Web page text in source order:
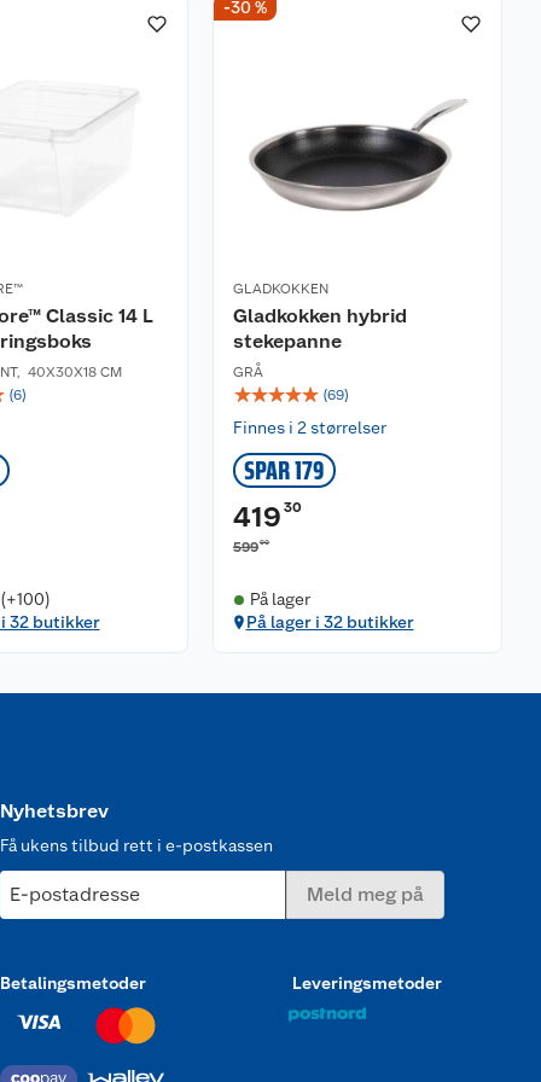
Classic 14 L
, 40X30X18 CM
(6)
32 butikker
-30 %
GLADKOKKEN
Gladkokken hybrid
stekepanne
GRÅ
☆☆☆☆☆ (69)
Finnes i 2 størrelser
SPAR 179
419 30
59900
På lager
På lager i 32 butikker
Nyhetsbrev
Få ukens tilbud rett i e-postkassen
E-postadresse Meld meg på
Betalingsmetoder Leveringsmetoder